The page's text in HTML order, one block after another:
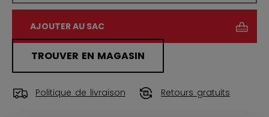
AJOUTER AU SAC
TROUVER EN MAGASIN
Politique de livraison Retours gratuits